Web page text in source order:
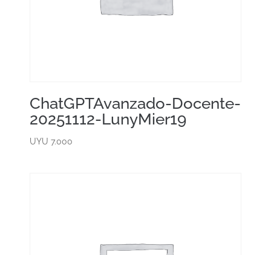
ChatGPTAvanzado-Docente-
20251112-LunyMier19
UYU 7.000